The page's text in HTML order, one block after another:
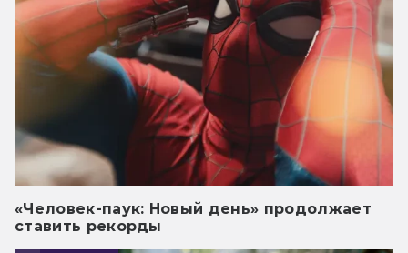
«Человек-паук: Новый день» продолжает
ставить рекорды